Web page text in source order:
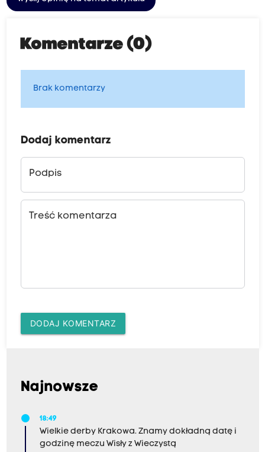
Komentarze (0)
Brak komentarzy
Dodaj komentarz
Podpis
Treść komentarza
DODAJ KOMENTARZ
Najnowsze
18:49
Wielkie derby Krakowa. Znamy dokładną datę i
godzinę meczu Wisły z Wieczystą